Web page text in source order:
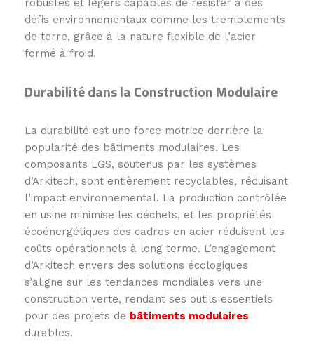
robustes et légers capables de résister à des
défis environnementaux comme les tremblements
de terre, grâce à la nature flexible de l’acier
formé à froid.
Durabilité dans la Construction Modulaire
La durabilité est une force motrice derrière la
popularité des bâtiments modulaires. Les
composants LGS, soutenus par les systèmes
d’Arkitech, sont entièrement recyclables, réduisant
l’impact environnemental. La production contrôlée
en usine minimise les déchets, et les propriétés
écoénergétiques des cadres en acier réduisent les
coûts opérationnels à long terme. L’engagement
d’Arkitech envers des solutions écologiques
s’aligne sur les tendances mondiales vers une
construction verte, rendant ses outils essentiels
pour des projets de bâtiments modulaires
durables.